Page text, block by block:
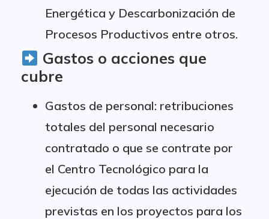
Energética y Descarbonización de
Procesos Productivos entre otros.
Gastos o acciones que
cubre
Gastos de personal: retribuciones
totales del personal necesario
contratado o que se contrate por
el Centro Tecnológico para la
ejecución de todas las actividades
previstas en los proyectos para los